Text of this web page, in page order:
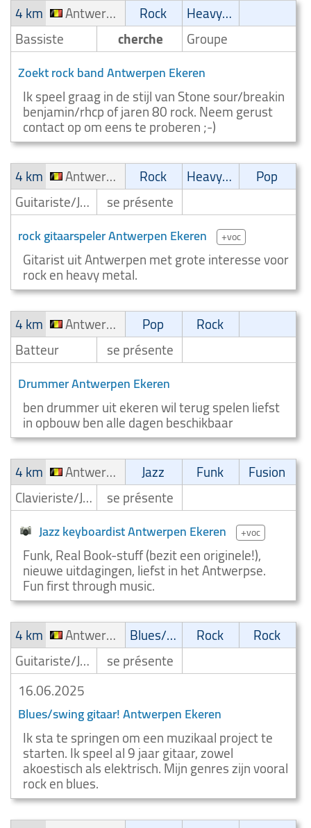
4 km
Antwerpen Ekeren Rock
Heavy-Metal
Bassiste
cherche Groupe
Zoekt rock band Antwerpen Ekeren
Ik speel graag in de stijl van Stone sour/breakin
benjamin/rhcp of jaren 80 rock. Neem gerust
contact op om eens te proberen ;-)
4 km
Antwerpen Ekeren Rock Heavy-Metal
Pop
Guitariste/Joueur de guitare
se présente
rock gitaarspeler Antwerpen Ekeren +voc
Gitarist uit Antwerpen met grote interesse voor
rock en heavy metal.
4 km
Antwerpen Ekeren Pop
Rock
Batteur
se présente
Drummer Antwerpen Ekeren
ben drummer uit ekeren wil terug spelen liefst
in opbouw ben alle dagen beschikbaar
4 km
Antwerpen Ekeren Jazz Funk
Fusion
Clavieriste/Joueur de clavier/Keyboardiste
se présente
Jazz keyboardist Antwerpen Ekeren +voc
Funk, Real Book-stuff (bezit een originele!),
nieuwe uitdagingen, liefst in het Antwerpse.
Fun first through music.
4 km
Antwerpen Ekeren Blues/Swing Rock
Rock
Guitariste/Joueur de guitare
se présente
16.06.2025
Blues/swing gitaar! Antwerpen Ekeren
Ik sta te springen om een muzikaal project te
starten. Ik speel al 9 jaar gitaar, zowel
akoestisch als elektrisch. Mijn genres zijn vooral
rock en blues.